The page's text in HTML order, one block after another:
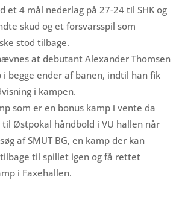
et 4 mål nederlag på 27-24 til SHK og
skud og et forsvarsspil som
stod tilbage.
at debutant Alexander Thomsen
begge ender af banen, indtil han fik
i kampen.
som er en bonus kamp i vente da
til Østpokal håndbold i VU hallen når
af SMUT BG, en kamp der kan
til spillet igen og få rettet
i Faxehallen.